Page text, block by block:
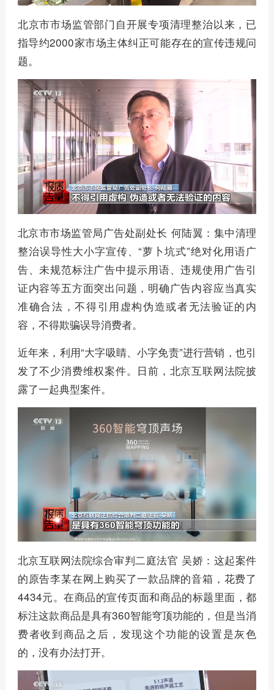
北京市市场监管部门自开展专项清理整治以来，已
指导约2000家市场主体纠正可能存在的宣传违规问
题。
北京市市场监管局广告处副处长 何陆翼：集中清理
整治误导性大小字宣传、“萝卜坑式”绝对化用语广
告、未规范标注广告中提示用语、违规使用广告引
证内容等五方面突出问题，明确广告内容应当真实
准确合法，不得引用虚构伪造或者无法验证的内
容，不得欺骗误导消费者。
近年来，利用“大字吸睛、小字免责”进行营销，也引
发了不少消费维权案件。日前，北京互联网法院披
露了一起典型案件。
北京互联网法院综合审判二庭法官 吴娇：这起案件
的原告李某在网上购买了一款品牌的音箱，花费了
4434元。在商品的宣传页面和商品的标题里面，都
标注这款商品是具有360智能穹顶功能的，但是当消
费者收到商品之后，发现这个功能的设置是灰色
的，没有办法打开。